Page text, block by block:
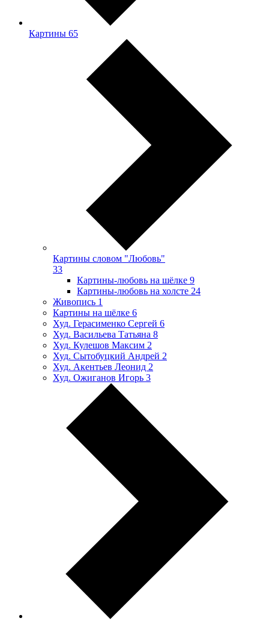
Картины 65
Картины словом "Любовь"
33
Картины-любовь на шёлке 9
Картины-любовь на холсте 24
Живопись 1
Картины на шёлке 6
Худ. Герасименко Сергей 6
Худ. Васильева Татьяна 8
Худ. Кулешов Максим 2
Худ. Сытобуцкий Андрей 2
Худ. Акентьев Леонид 2
Худ. Ожиганов Игорь 3